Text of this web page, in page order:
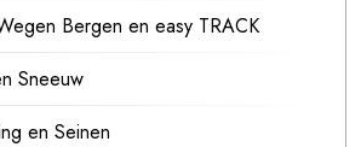
Bergen en easy TRACK
Sneeuw
en Seinen